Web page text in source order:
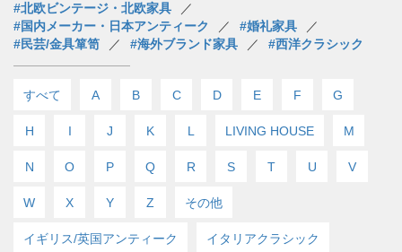
#北欧ビンテージ・北欧家具
#国内メーカー・日本アンティーク
#婚礼家具
#民芸/金具箪笥
#海外ブランド家具 #西洋クラシック
すべて A B C D E F G
H I J K L LIVING HOUSE M
N O P Q R S T U V
W X Y Z その他
イギリス/英国アンティーク イタリアクラシック